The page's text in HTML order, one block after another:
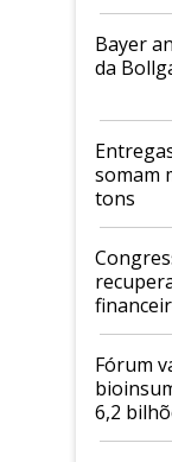
Bayer
da
somam
tons
Fórum
6,2